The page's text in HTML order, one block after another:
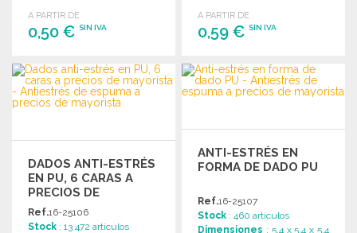
A PARTIR DE
0,50 € SIN IVA
PEDIR
Solicitar un presupuesto
A PARTIR DE
0,59 €SIN IVA
PEDIR
Solicitar un presupuesto
DADOS ANTI-ESTRÉS
EN PU, 6 CARAS A
PRECIOS DE
MAYORISTA
Ref.16-25106
Stock : 13 472 artículos
ANTI-ESTRÉS EN
FORMA DE DADO PU
Ref.16-25107
Stock : 460 artículos
Dimensiones : 5.4 x 5.4 x 5.4